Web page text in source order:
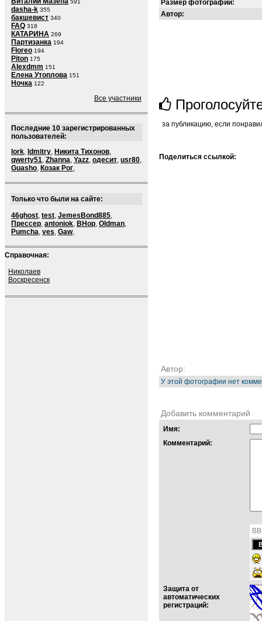
591
dasha-k 355
бакшевист 340
FAQ 318
КАТАРИНА 269
Партизанка 194
Floreo 194
Piton 175
Alexdmm 151
Елена Утоплова 151
Ночка 122
Все участники
Последние 10 зарегистрированных
пользователей:
lork, ldmitry, Никита Тихонов,
qwerty51, Zhanna, Yazz, одесит, usr80,
Guasho, Козак Рог,
Только что были на сайте:
46ghost, test, JemesBond885,
Прессер, antoniok, BHop, Oldman,
Pumcha, ves, Gaw,
Справочная:
Николаев
Воскресенск
Размер фотографии:
Автор:
за публикацию, если
Поделиться ссылкой:
Автор:
У этой фотографии нет
Добавить комментарий
Имя:
Комментарий:
Защита от
автоматических
регистраций: